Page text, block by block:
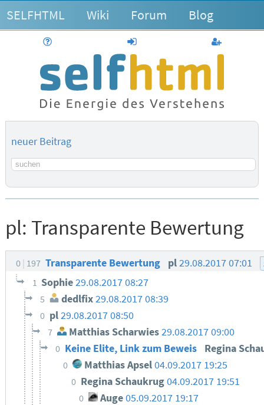
SELFHTML Wiki Forum Blog
anmelden
neuer Beitrag
Suchbegriff
pl: Transparente Bewertung
0 197 Transparente Bewertung pl29.08.2017 07:01
1 Sophie29.08.2017 08:27
5 dedlfix 29.08.2017 08:39
0 pl29.08.2017 08:50
7 Matthias Scharwies29.08.2017 09:00
0 Keine Elite, Link zum Beweis Regina
0 Matthias Apsel04.09.2017 19:25
0 Regina Schaukrug04.09.2017 19:51
0 Auge 05.09.2017 19:17